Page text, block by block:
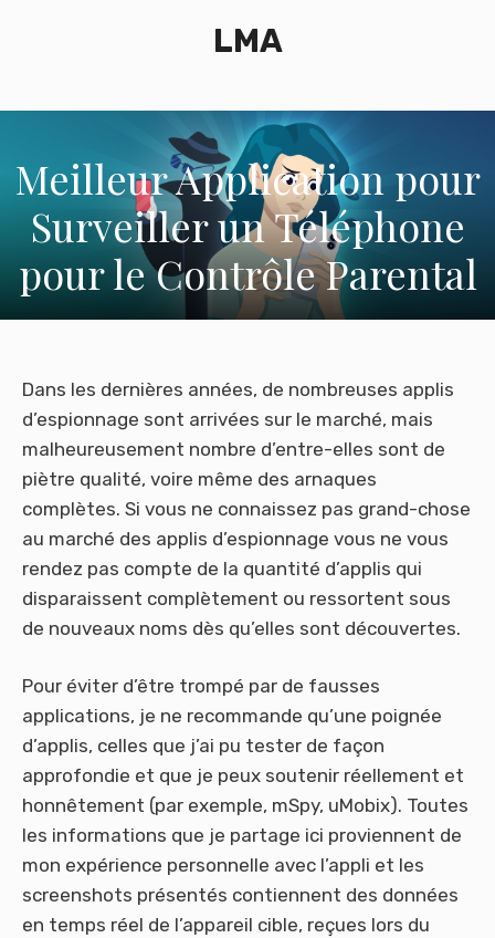
LMA
Meilleur Application pour
Surveiller un Téléphone
pour le Contrôle Parental
Dans les dernières années, de nombreuses applis
d’espionnage sont arrivées sur le marché, mais
malheureusement nombre d’entre-elles sont de
piètre qualité, voire même des arnaques
complètes. Si vous ne connaissez pas grand-chose
au marché des applis d’espionnage vous ne vous
rendez pas compte de la quantité d’applis qui
disparaissent complètement ou ressortent sous
de nouveaux noms dès qu’elles sont découvertes.
Pour éviter d’être trompé par de fausses
applications, je ne recommande qu’une poignée
d’applis, celles que j’ai pu tester de façon
approfondie et que je peux soutenir réellement et
honnêtement (par exemple, mSpy, uMobix). Toutes
les informations que je partage ici proviennent de
mon expérience personnelle avec l’appli et les
screenshots présentés contiennent des données
en temps réel de l’appareil cible, reçues lors du